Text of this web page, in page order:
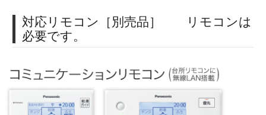
対応リモコン［別売品］ リモコンは
必要です。